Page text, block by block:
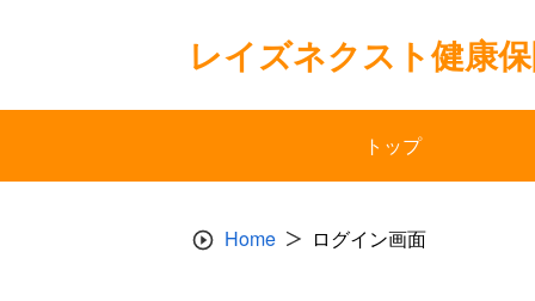
レイズネクスト健康
トップ
Home ログイン画面